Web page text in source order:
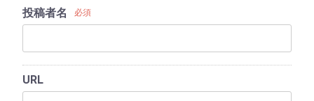
投稿者名 必須
URL